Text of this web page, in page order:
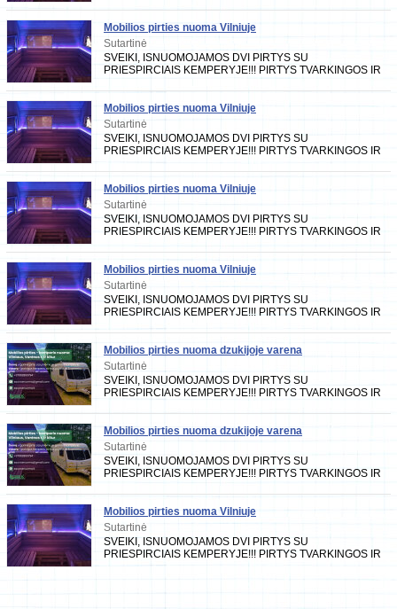
PIRTYSE YRA VISKAS
Mobilios pirties nuoma Vilniuje
Sutartinė
SVEIKI, ISNUOMOJAMOS DVI PIRTYS SU
PRIESPIRCIAIS KEMPERYJE!!! PIRTYS TVARKINGOS IR
PIRTYSE YRA VISKAS
Mobilios pirties nuoma Vilniuje
Sutartinė
SVEIKI, ISNUOMOJAMOS DVI PIRTYS SU
PRIESPIRCIAIS KEMPERYJE!!! PIRTYS TVARKINGOS IR
PIRTYSE YRA VISKAS
Mobilios pirties nuoma Vilniuje
Sutartinė
SVEIKI, ISNUOMOJAMOS DVI PIRTYS SU
PRIESPIRCIAIS KEMPERYJE!!! PIRTYS TVARKINGOS IR
PIRTYSE YRA VISKAS
Mobilios pirties nuoma Vilniuje
Sutartinė
SVEIKI, ISNUOMOJAMOS DVI PIRTYS SU
PRIESPIRCIAIS KEMPERYJE!!! PIRTYS TVARKINGOS IR
PIRTYSE YRA VISKAS
Mobilios pirties nuoma dzukijoje varena
Sutartinė
SVEIKI, ISNUOMOJAMOS DVI PIRTYS SU
PRIESPIRCIAIS KEMPERYJE!!! PIRTYS TVARKINGOS IR
PIRTYSE YRA VISKAS K
Mobilios pirties nuoma dzukijoje varena
Sutartinė
SVEIKI, ISNUOMOJAMOS DVI PIRTYS SU
PRIESPIRCIAIS KEMPERYJE!!! PIRTYS TVARKINGOS IR
PIRTYSE YRA VISKAS
Mobilios pirties nuoma Vilniuje
Sutartinė
SVEIKI, ISNUOMOJAMOS DVI PIRTYS SU
PRIESPIRCIAIS KEMPERYJE!!! PIRTYS TVARKINGOS IR